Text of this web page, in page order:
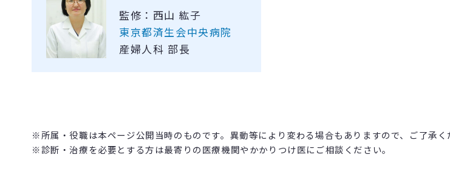
監修：西山 紘子
東京都済生会中央病院
産婦人科 部長
※所属・役職は本ページ公開当時のものです。異動等により変わる場合もありますので、ご了承く
※診断・治療を必要とする方は最寄りの医療機関やかかりつけ医にご相談ください。